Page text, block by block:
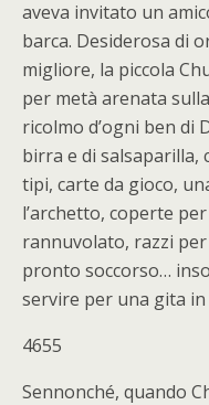
aveva invitato un
barca. Desiderosa di
migliore, la piccola
per metà arenata
ricolmo d’ogni ben di
birra e di salsaparilla,
tipi, carte da gioco,
l’archetto, coperte
rannuvolato, razzi
pronto soccorso…
servire per una gita
4655
Sennonché, quando